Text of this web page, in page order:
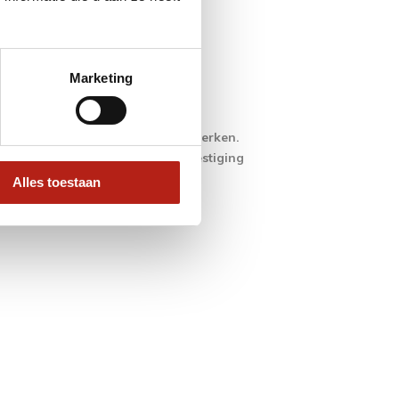
Marketing
Alles toestaan
de factuur als bijlage.
gaan wij uw order verwerken.
ontvangt u wederom een bevestiging